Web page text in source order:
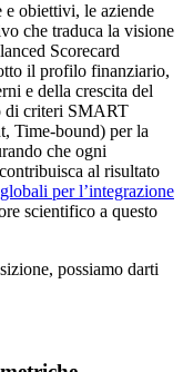
e obiettivi, le aziende
che traduca la visione
Scorecard
il profilo finanziario,
e della crescita del
di criteri SMART
Time-bound) per la
che ogni
al risultato
per l’integrazione
scientifico a questo
possiamo darti